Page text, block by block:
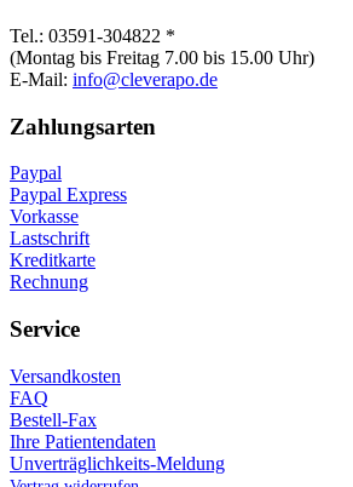
Tel.: 03591-304822 *
(Montag bis Freitag 7.00 bis 15.00 Uhr)
E-Mail: info@cleverapo.de
Zahlungsarten
Paypal
Paypal Express
Vorkasse
Lastschrift
Kreditkarte
Rechnung
Service
Versandkosten
FAQ
Bestell-Fax
Ihre Patientendaten
Unverträglichkeits-Meldung